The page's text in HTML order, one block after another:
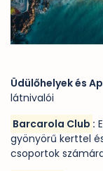
Üdülőhelyek és
látnivalói
Barcarola Club :
gyönyörű kerttel
csoportok